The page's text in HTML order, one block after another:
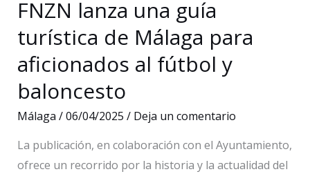
FNZN lanza una guía
turística de Málaga para
aficionados al fútbol y
baloncesto
Málaga /06/04/2025 / Deja un comentario
La publicación, en colaboración con el Ayuntamiento,
ofrece un recorrido por la historia y la actualidad del